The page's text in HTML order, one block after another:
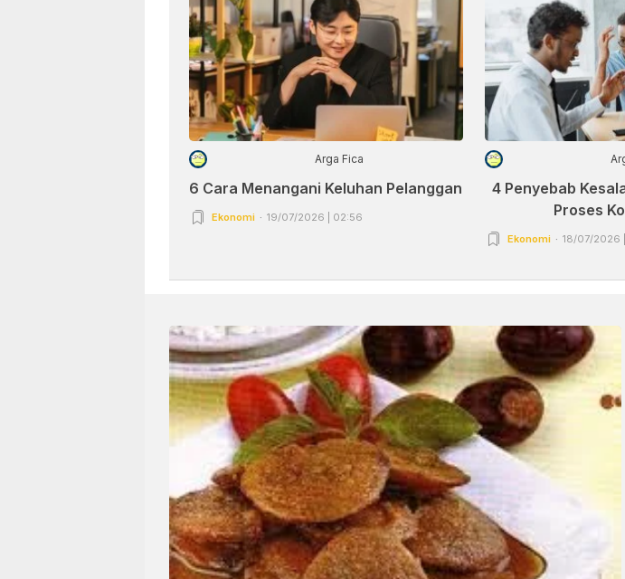
Arga Fica
6 Cara Menangani Keluhan Pelanggan
Ekonomi 19/07/2026 | 02:56
4 Penyebab
Proses
Ekonomi 18/07/2026